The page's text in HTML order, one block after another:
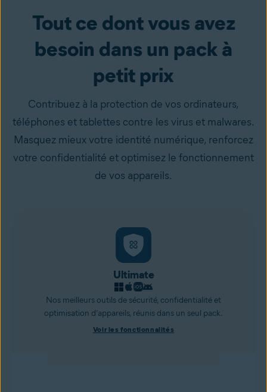
Tout ce dont vous avez
besoin dans un pack à
petit prix
Contribuez à la protection de vos ordinateurs,
téléphones et tablettes contre les virus et malwares.
Masquez mieux votre identité numérique, renforcez
votre confidentialité et optimisez le fonctionnement
de vos appareils.
Ultimate
Nos meilleurs outils de sécurité, confidentialité et
optimisation d’appareils, réunis dans un seul pack.
Voir les fonctionnalités